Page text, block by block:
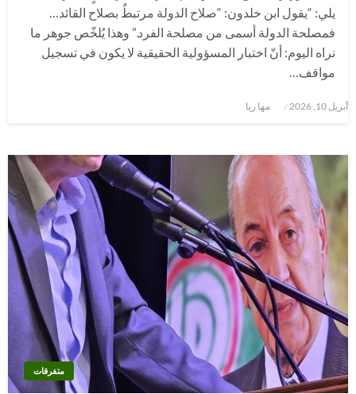
يلي: “يقول ابن خلدون: “صلاح الدولة مرتبطٌ بصلاح القائد…
فمصلحة الدولة أسمى من مصلحة الفرد.” وهذا يُلخّص جوهر ما
نراه اليوم: أنّ اختبار المسؤولية الحقيقية لا يكون في تسجيل
مواقف…
نُشر
في
أبريل 10, 2026 مها ريا
متفرقات